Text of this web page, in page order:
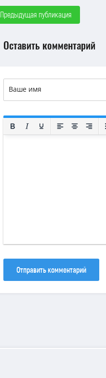
Предыдущая публикация
Оставить комментарий
Отправить комментарий